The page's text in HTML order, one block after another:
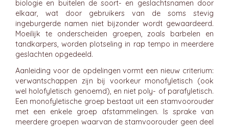
biologie en buitelen de soort- en geslachtsnamen door
elkaar, wat door gebruikers van de soms stevig
ingeburgerde namen niet bijzonder wordt gewaardeerd.
Moeilijk te onderscheiden groepen, zoals barbelen en
tandkarpers, worden plotseling in rap tempo in meerdere
geslachten opgedeeld.
Aanleiding voor de opdelingen vormt een nieuw criterium:
verwantschappen zijn bij voorkeur monofyletisch (ook
wel holofyletisch genoemd), en niet poly- of parafyletisch.
Een monofyletische groep bestaat uit een stamvoorouder
met een enkele groep afstammelingen. Is sprake van
meerdere groepen waarvan de stamvoorouder geen deel